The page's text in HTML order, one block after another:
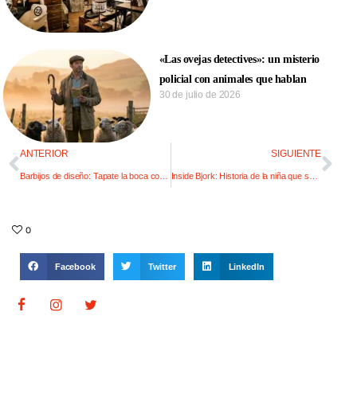
«Las ovejas detectives»: un misterio
policial con animales que hablan
30 de julio de 2026
ANTERIOR SIGUIENTE
0
Facebook Twitter LinkedIn